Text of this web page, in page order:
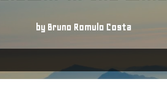
by Bruno Romulo Costa